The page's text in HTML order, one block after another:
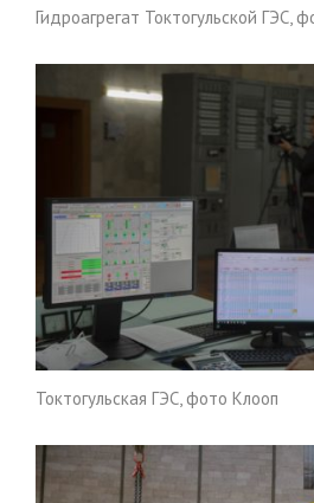
Гидроагрегат Токтогульской ГЭС,
Токтогульская ГЭС, фото Клооп